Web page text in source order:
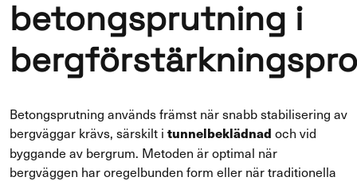
betongsprutning i
Betongsprutning används främst när snabb stabilisering av
bergväggar krävs, särskilt i tunnelbeklädnad och vid
byggande av bergrum. Metoden är optimal när
bergväggen har oregelbunden form eller när traditionella